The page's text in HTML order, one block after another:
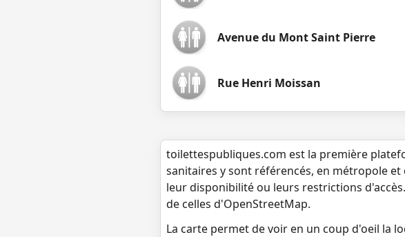
Avenue du Mont Saint Pierre
Rue Henri Moissan
toilettespubliques.com est la première
sanitaires y sont référencés, en métropole
leur disponibilité ou leurs restrictions
de celles d'OpenStreetMap.
La carte permet de voir en un coup d'oeil la